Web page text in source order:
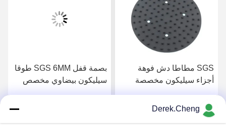
SGS مطاطا دش فوهة
أجزاء سيليكون مخصصة
بصمة قفل SGS 6MM طوقا
سيليكون بيضاوي مخصص
Derek.Cheng